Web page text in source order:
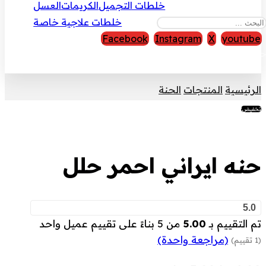
العسلالكريماتخلطات التجميل
خلطات علاجية خاصة
Facebook Instagram X youtube
الرئيسية المنتجات الحنة
تخفيض!
حنه ايراني احمر حلل
5.0
تم التقييم بـ 5.00 من 5 بناءً على تقييم عميل واحد
(1 تقييم) (مراجعة واحدة)